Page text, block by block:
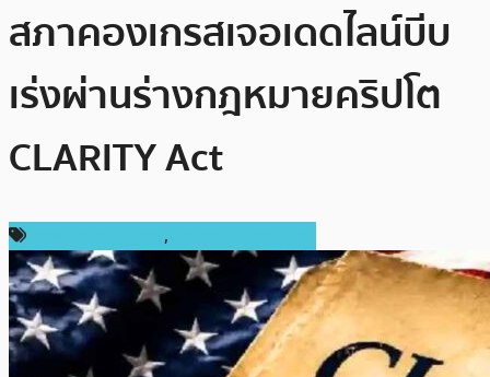
สภาคองเกรสเจอเดดไลน์บีบ
เร่งผ่านร่างกฎหมายคริปโต
CLARITY Act
,